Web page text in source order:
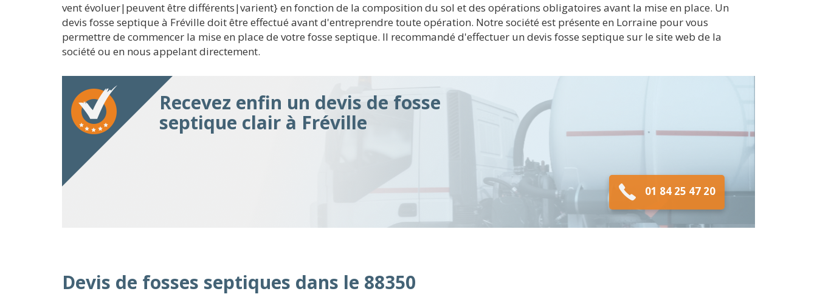
vent évoluer|peuvent être différents|varient} en fonction de la composition du sol et des opérations obligatoires avant la mise en place. Un
devis fosse septique à Fréville doit être effectué avant d'entreprendre toute opération. Notre société est présente en Lorraine pour vous
permettre de commencer la mise en place de votre fosse septique. Il recommandé d'effectuer un devis fosse septique sur le site web de la
société ou en nous appelant directement.
Recevez enfin un devis de fosse
septique clair à Fréville
01 84 25 47 20
Devis de fosses septiques dans le 88350